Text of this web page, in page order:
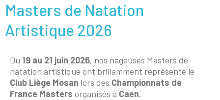
Masters de Natation
Artistique 2026
Du 19 au 21 juin 2026, nos nageuses Masters de
natation artistique ont brillamment représenté le
Club Liège Mosan lors des Championnats de
France Masters organisés à Caen.